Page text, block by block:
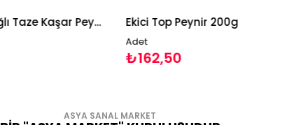
Muratbey Tam Yağlı Taze Kaşar Peyniri 500g Ekici Top Peynir 200g
Adet
₺162,50
ASYA SANAL MARKET